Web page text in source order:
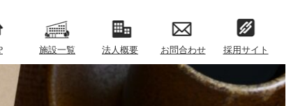
施設一覧 法人概要 お問合わせ 採用サイト